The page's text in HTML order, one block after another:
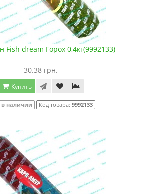
Fish dream Горох 0,4кг(9992133)
30.38 грн.
Купить
в наличии Код товара: 9992133